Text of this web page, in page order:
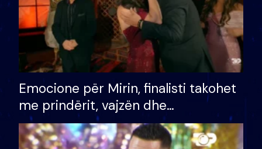
Emocione për Mirin, finalisti takohet
me prindërit, vajzën dhe
bashkëshorten: S’kemi ndonjë letër
divorci apo jo?